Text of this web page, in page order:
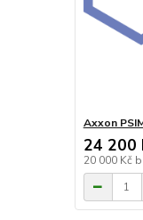
Axxon
24 200
20 000 Kč